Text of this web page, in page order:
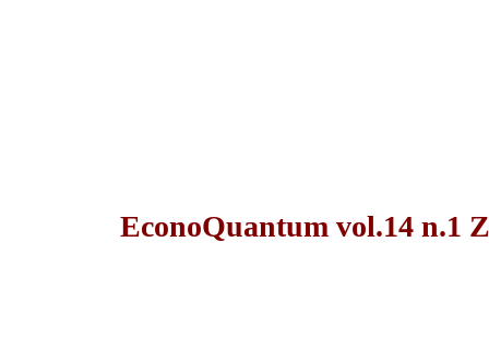
EconoQuantum vol.14 n.1